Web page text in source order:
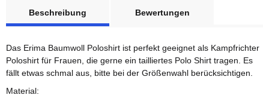
Druck Poloshirt
Baumwolle Damen 36
Lieferzeit:1 - 3 Werktage(DE
30,00 €*
Beschreibung
Bewertungen
Das Erima Baumwoll Poloshirt ist perfekt geeignet als Kampfrichter
Poloshirt für Frauen, die gerne ein tailliertes Polo Shirt tragen. Es
fällt etwas schmal aus, bitte bei der Größenwahl berücksichtigen.
Material: